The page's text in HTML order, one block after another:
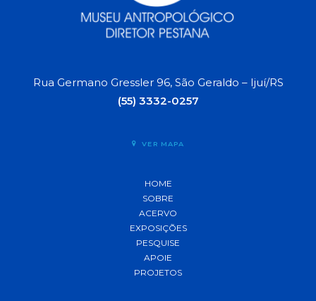
Rua Germano Gressler 96, São Geraldo – Ijuí/RS
(55) 3332-0257
VER MAPA
HOME
SOBRE
ACERVO
EXPOSIÇÕES
PESQUISE
APOIE
PROJETOS